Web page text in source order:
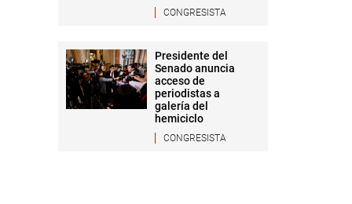
CONGRESISTA
Presidente del
Senado anuncia
acceso de
periodistas a
galería del
hemiciclo
CONGRESISTA